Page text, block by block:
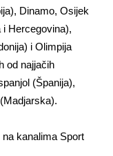
Dinamo, Osijek
Hercegovina),
i Olimpija
od najjačih
(Španija),
kanalima Sport